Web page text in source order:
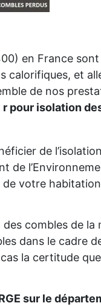
en France
calorifiques, et
de nos
r pour isolation
de
de
de votre
combles de la
dans le cadre
la certitude que
sur le